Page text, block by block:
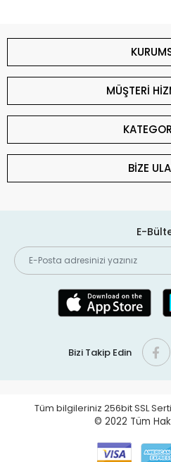
MÜŞTERİ
BİZE
E-
Bizi Takip Edin
Tüm bilgileriniz 256bit SSL
© 2022 Tüm